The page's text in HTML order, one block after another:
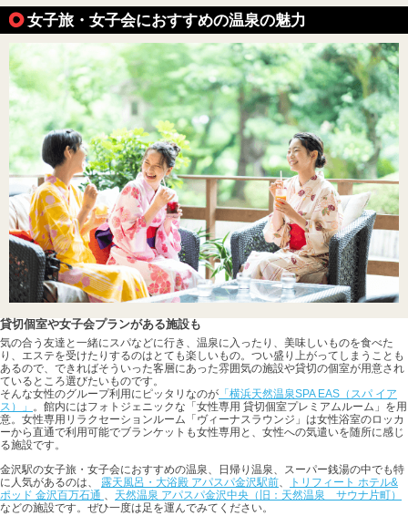
女子旅・女子会におすすめの温泉の魅力
貸切個室や女子会プランがある施設も
気の合う友達と一緒にスパなどに行き、温泉に入ったり、美味しいものを食べた
り、エステを受けたりするのはとても楽しいもの。つい盛り上がってしまうことも
あるので、できればそういった客層にあった雰囲気の施設や貸切の個室が用意され
ているところ選びたいものです。
そんな女性のグループ利用にピッタリなのが 「横浜天然温泉SPA EAS（スパ イア
ス）」 。館内にはフォトジェニックな「女性専用 貸切個室プレミアムルーム」を用
意。女性専用リラクセーションルーム「ヴィーナスラウンジ」は女性浴室のロッカ
ーから直通で利用可能でブランケットも女性専用と、女性への気遣いを随所に感じ
る施設です。
金沢駅の女子旅・女子会におすすめの温泉、日帰り温泉、スーパー銭湯の中でも特
に人気があるのは、 露天風呂・大浴殿 アパスパ金沢駅前、
トリフィート ホテル&
ポッド 金沢百万石通 、 天然温泉 アパスパ金沢中央（旧：天然温泉 サウナ片町）
などの施設です。ぜひ一度は足を運んでみてください。